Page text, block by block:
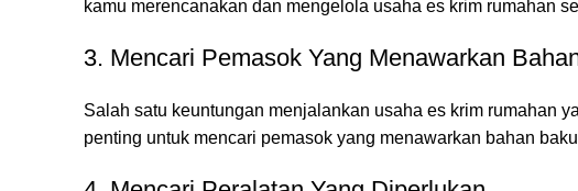
kamu merencanakan dan mengelola usaha es krim rumahan
3. Mencari Pemasok Yang Menawarkan
Salah satu keuntungan menjalankan usaha es krim rumahan
penting untuk mencari pemasok yang menawarkan bahan